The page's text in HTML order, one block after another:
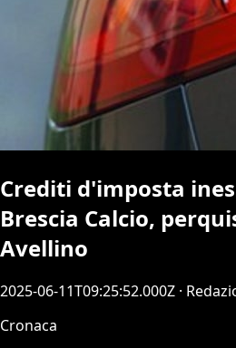
Crediti d'imposta
Brescia Calcio,
Avellino
2025-06-11T09:25:52.000Z ·
Cronaca